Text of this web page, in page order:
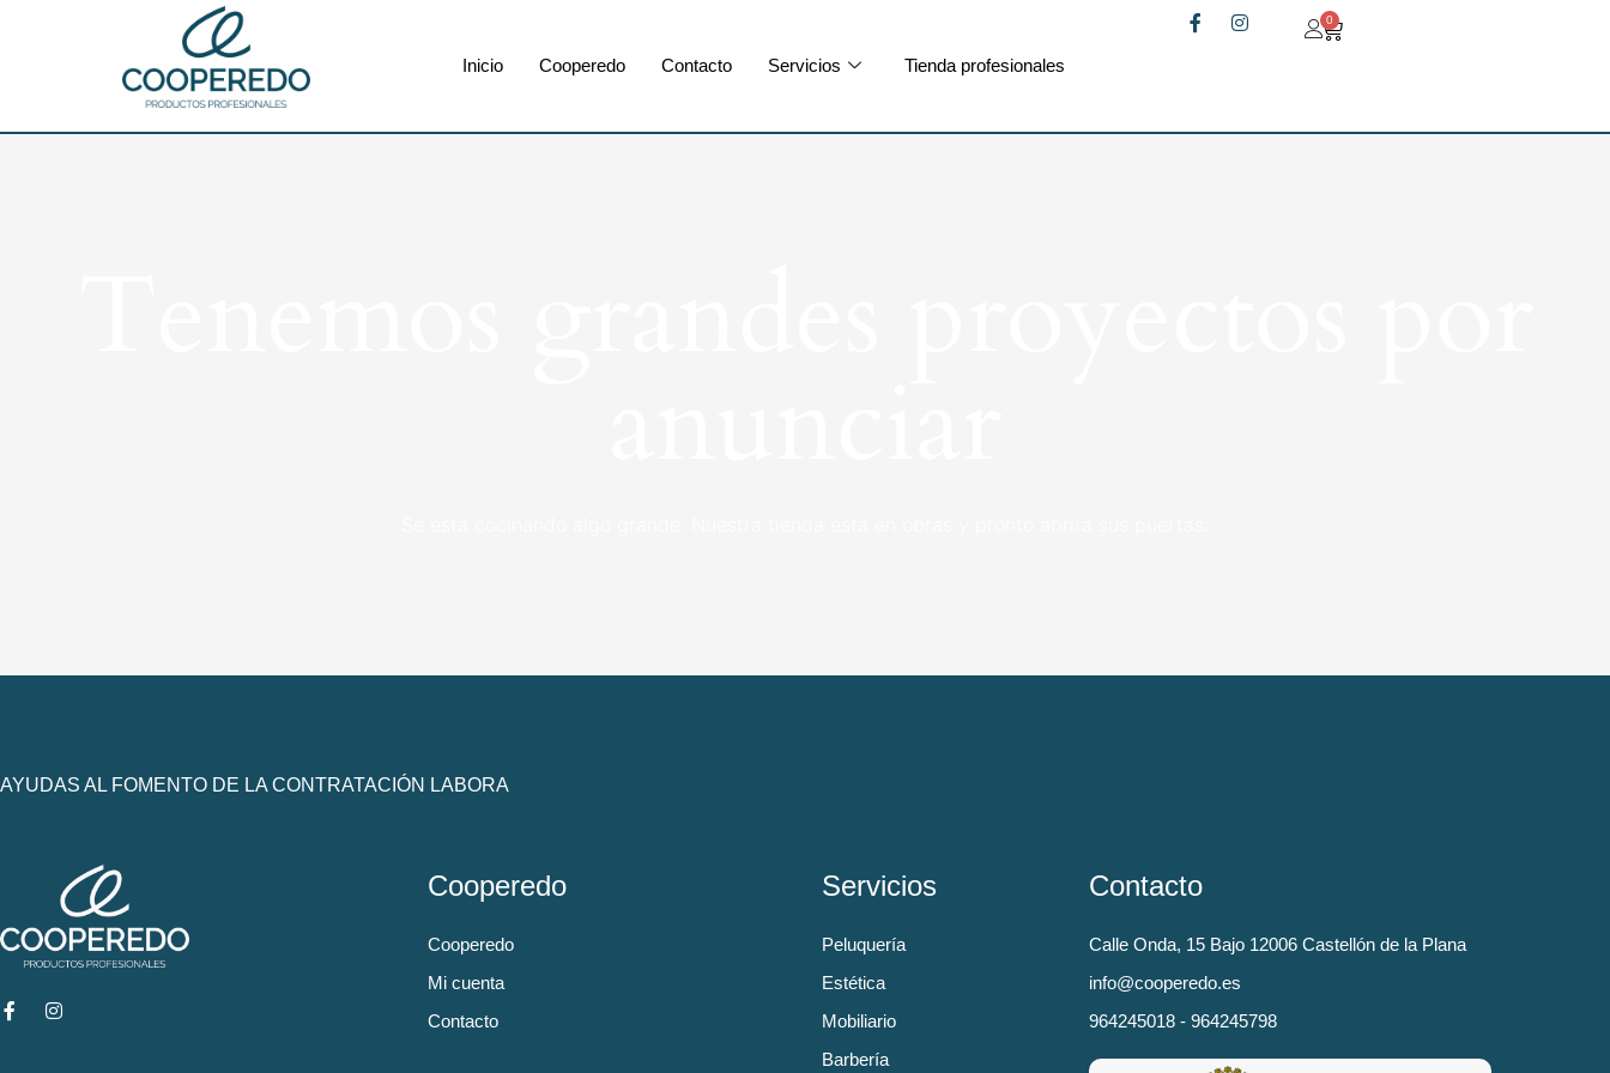
Inicio Cooperedo Contacto Servicios Tienda profesionales
0
AYUDAS AL FOMENTO DE LA CONTRATACIÓN LABORA
Cooperedo
Cooperedo
Mi cuenta
Contacto
Servicios
Peluquería
Estética
Mobiliario
Barbería
Contacto
Calle Onda, 15 Bajo 12006 Castellón de la Plana
info@cooperedo.es
964245018 - 964245798